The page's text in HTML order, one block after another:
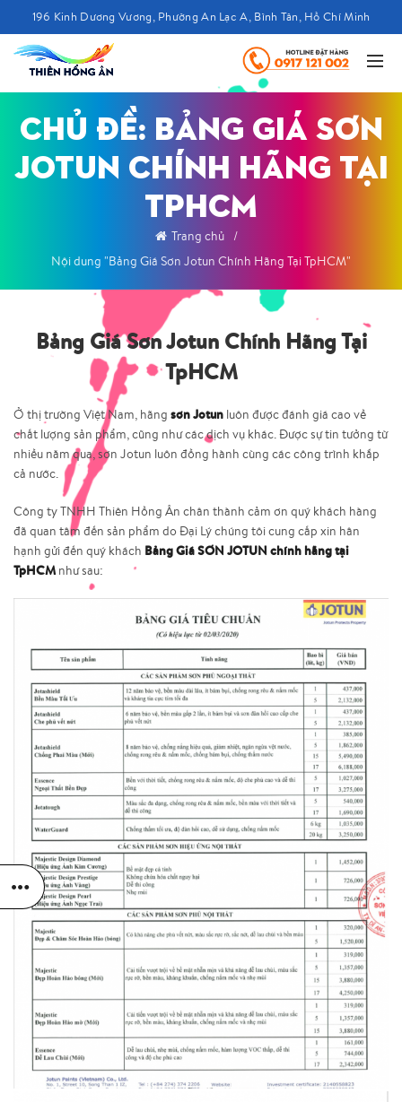
196 Kinh Dương Vương, Phường An Lạc A, Bình Tân, Hồ Chí Minh
CHỦ ĐỀ: BẢNG GIÁ SƠN
JOTUN CHÍNH HÃNG TẠI
TPHCM
Trang chủ
Nội dung "Bảng Giá Sơn Jotun Chính Hãng Tại TpHCM"
Bảng Giá Sơn Jotun Chính Hãng Tại
TpHCM
Ở thị trường Việt Nam, hãng sơn Jotun luôn được đánh giá cao về
chất lượng sản phẩm, cũng như các dịch vụ khác. Được sự tin tưởng từ
nhiều năm qua, sơn Jotun luôn đồng hành cùng các công trình khắp
cả nước.
Công ty TNHH Thiên Hồng Ân chân thành cảm ơn quý khách hàng
đã quan tâm đến sản phẩm doĐại Lý chúng tôi cung cấp xin hân
hạnh gửi đến quý khách Bảng Giá SƠN JOTUN chính hãng tại
TpHCMnhư sau: